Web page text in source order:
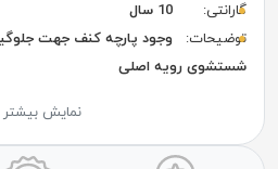
گارانتی:
10 سال
توضیحات:
وجود پارچه کنف جهت
شستشوی رویه اصلی
نمایش بیشتر